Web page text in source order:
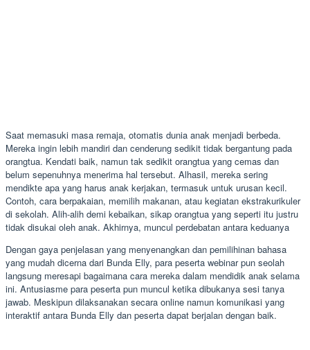
Saat memasuki masa remaja, otomatis dunia anak menjadi berbeda.
Mereka ingin lebih mandiri dan cenderung sedikit tidak bergantung pada
orangtua. Kendati baik, namun tak sedikit orangtua yang cemas dan
belum sepenuhnya menerima hal tersebut. Alhasil, mereka sering
mendikte apa yang harus anak kerjakan, termasuk untuk urusan kecil.
Contoh, cara berpakaian, memilih makanan, atau kegiatan ekstrakurikuler
di sekolah. Alih-alih demi kebaikan, sikap orangtua yang seperti itu justru
tidak disukai oleh anak. Akhirnya, muncul perdebatan antara keduanya
Dengan gaya penjelasan yang menyenangkan dan pemilihinan bahasa
yang mudah dicerna dari Bunda Elly, para peserta webinar pun seolah
langsung meresapi bagaimana cara mereka dalam mendidik anak selama
ini. Antusiasme para peserta pun muncul ketika dibukanya sesi tanya
jawab. Meskipun dilaksanakan secara online namun komunikasi yang
interaktif antara Bunda Elly dan peserta dapat berjalan dengan baik.